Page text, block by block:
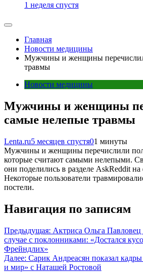
1 неделя спустя
Главная
Новости медицины
Мужчины и женщины
травмы
Новости медицины
Мужчины и женщины
самые нелепые травмы
Lenta.ru5 месяцев спустя01 минуты
Мужчины и женщины перечислили
которые считают самыми нелепыми.
они поделились в разделе AskReddit
Некоторые пользователи
постели.
Навигация по записям
Предыдущая: Актриса Ольга Павловец
случае с поклонниками: «Достался
Фрейндлих»
Далее: Сарик Андреасян показал
и мир» с Наташей Ростовой